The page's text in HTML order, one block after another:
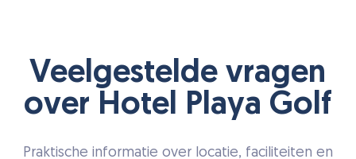
Veelgestelde vragen
over Hotel Playa Golf
Praktische informatie over locatie, faciliteiten en